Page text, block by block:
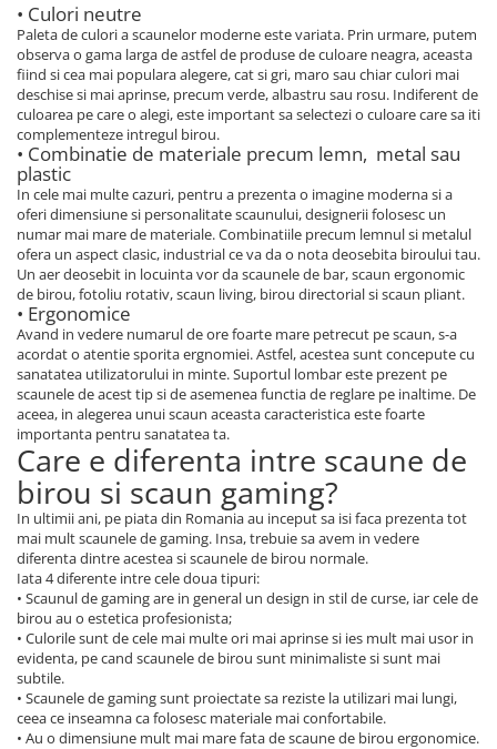
• Culori neutre
Paleta de culori a scaunelor moderne este variata. Prin urmare, putem
observa o gama larga de astfel de produse de culoare neagra, aceasta
fiind si cea mai populara alegere, cat si gri, maro sau chiar culori mai
deschise si mai aprinse, precum verde, albastru sau rosu. Indiferent de
culoarea pe care o alegi, este important sa selectezi o culoare care sa iti
complementeze intregul birou.
• Combinatie de materiale precum lemn, metal sau
plastic
In cele mai multe cazuri, pentru a prezenta o imagine moderna si a
oferi dimensiune si personalitate scaunului, designerii folosesc un
numar mai mare de materiale. Combinatiile precum lemnul si metalul
ofera un aspect clasic, industrial ce va da o nota deosebita biroului tau.
Un aer deosebit in locuinta vor da scaunele de bar, scaun ergonomic
de birou, fotoliu rotativ, scaun living, birou directorial si scaun pliant.
• Ergonomice
Avand in vedere numarul de ore foarte mare petrecut pe scaun, s-a
acordat o atentie sporita ergnomiei. Astfel, acestea sunt concepute cu
sanatatea utilizatorului in minte. Suportul lombar este prezent pe
scaunele de acest tip si de asemenea functia de reglare pe inaltime. De
aceea, in alegerea unui scaun aceasta caracteristica este foarte
importanta pentru sanatatea ta.
Care e diferenta intre scaune de
birou si scaun gaming?
In ultimii ani, pe piata din Romania au inceput sa isi faca prezenta tot
mai mult scaunele de gaming. Insa, trebuie sa avem in vedere
diferenta dintre acestea si scaunele de birou normale.
Iata 4 diferente intre cele doua tipuri:
• Scaunul de gaming are in general un design in stil de curse, iar cele de
birou au o estetica profesionista;
• Culorile sunt de cele mai multe ori mai aprinse si ies mult mai usor in
evidenta, pe cand scaunele de birou sunt minimaliste si sunt mai
subtile.
• Scaunele de gaming sunt proiectate sa reziste la utilizari mai lungi,
ceea ce inseamna ca folosesc materiale mai confortabile.
• Au o dimensiune mult mai mare fata de scaune de birou ergonomice.